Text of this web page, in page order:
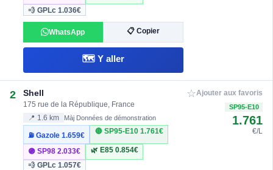
💨 GPLc1.036€
WhatsApp 📋 Copier
🗺️ Y aller
2 Shell
175 rue de la République, France
📍 1.6 km Màj Données de démonstration
⛽ Gazole1.659€
🔴 SP95-E10 1.761€
🟣 SP982.033€ 🌿 E85 0.854€
💨 GPLc1.057€
☆Ajouter aux favoris
SP95-E10
1.761
€/L